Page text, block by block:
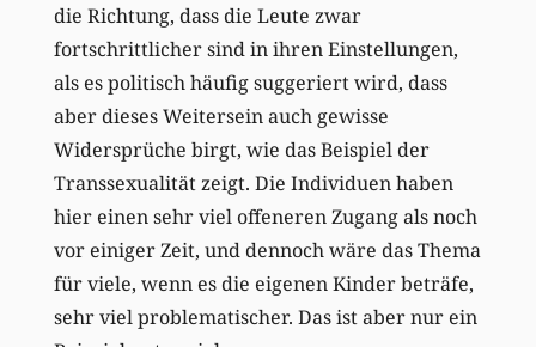
die Richtung, dass die Leute zwar
fortschrittlicher sind in ihren Einstellungen,
als es politisch häufig suggeriert wird, dass
aber dieses Weitersein auch gewisse
Widersprüche birgt, wie das Beispiel der
Transsexualität zeigt. Die Individuen haben
hier einen sehr viel offeneren Zugang als noch
vor einiger Zeit, und dennoch wäre das Thema
für viele, wenn es die eigenen Kinder beträfe,
sehr viel problematischer. Das ist aber nur ein